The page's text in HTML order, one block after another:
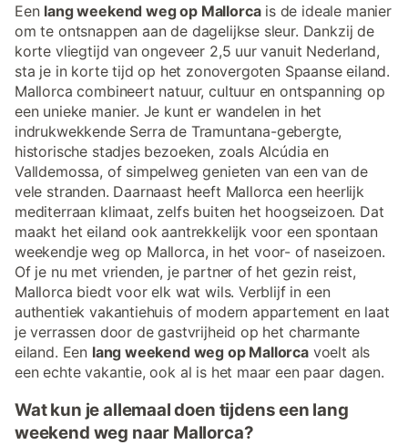
Een lang weekend weg op Mallorcais de ideale manier
om te ontsnappen aan de dagelijkse sleur. Dankzij de
korte vliegtijd van ongeveer 2,5 uur vanuit Nederland,
sta je in korte tijd op het zonovergoten Spaanse eiland.
Mallorca combineert natuur, cultuur en ontspanning op
een unieke manier. Je kunt er wandelen in het
indrukwekkende Serra de Tramuntana-gebergte,
historische stadjes bezoeken, zoals Alcúdia en
Valldemossa, of simpelweg genieten van een van de
vele stranden. Daarnaast heeft Mallorca een heerlijk
mediterraan klimaat, zelfs buiten het hoogseizoen. Dat
maakt het eiland ook aantrekkelijk voor een spontaan
weekendje weg op Mallorca, in het voor- of naseizoen.
Of je nu met vrienden, je partner of het gezin reist,
Mallorca biedt voor elk wat wils. Verblijf in een
authentiek vakantiehuis of modern appartement en laat
je verrassen door de gastvrijheid op het charmante
eiland. Een lang weekend weg op Mallorcavoelt als
een echte vakantie, ook al is het maar een paar dagen.
Wat kun je allemaal doen tijdens een lang
weekend weg naar Mallorca?